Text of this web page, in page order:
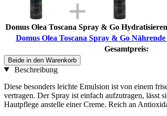
Domus Olea Toscana Spray & Go
Domus Olea Toscana Spray & Go
Gesamtpreis:
Beide in den Warenkorb
Beschreibung
Diese besonders leichte Emulsion ist von einem
vertragen. Der Spray ist einfach aufzutragen, lässt
Hautpflege anstelle einer Creme. Reich an